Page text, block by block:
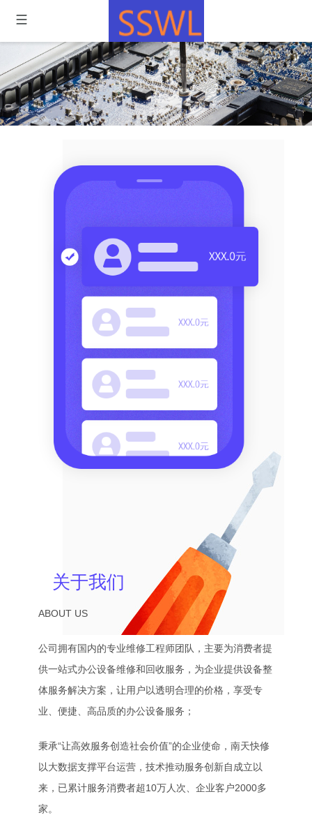
关于我们
ABOUT US
公司拥有国内的专业维修工程师团队，主要为消费者提
供一站式办公设备维修和回收服务，为企业提供设备整
体服务解决方案，让用户以透明合理的价格，享受专
业、便捷、高品质的办公设备服务；
秉承“让高效服务创造社会价值”的企业使命，南天快修
以大数据支撑平台运营，技术推动服务创新自成立以
来，已累计服务消费者超10万人次、企业客户2000多
家。